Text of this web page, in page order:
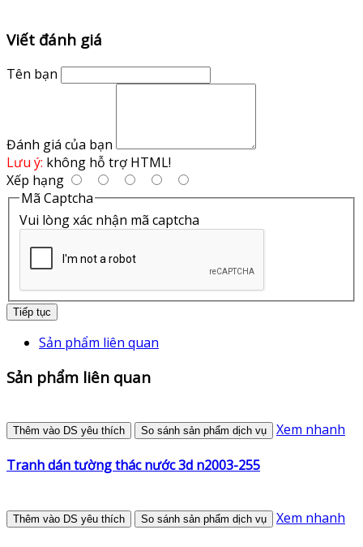
Viết đánh giá
Tên bạn
Đánh giá của bạn
Lưu ý: không hỗ trợ HTML!
Xếp hạng
Mã Captcha
Vui lòng xác nhận mã captcha
Tiếp tục
Sản phẩm liên quan
Sản phẩm liên quan
Thêm vào DS yêu thích So sánh sản phẩm dịch vụ Xem nhanh
Tranh dán tường thác nước 3d n2003-255
Thêm vào DS yêu thích So sánh sản phẩm dịch vụ Xem nhanh